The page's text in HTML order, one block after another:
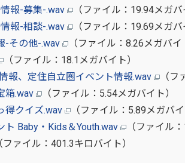
報-募集-.wav
（ファイル：19.94メガバ
報-相談-.wav
（ファイル：19.69メガバ
-その他-.wav
（ファイル：8.26メガバイ
（ファイル：18.1メガバイト）
報、定住自立圏イベント情報.wav
（
箱.wav
（ファイル：5.54メガバイト）
得クイズ.wav
（ファイル：5.89メガバイ
ト Baby・Kids＆Youth.wav
（ファイル
ファイル：401.3キロバイト）